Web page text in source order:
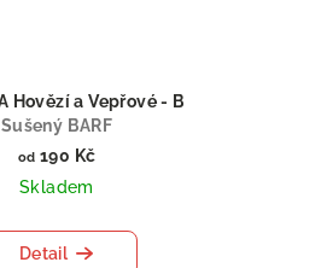
Hovězí a Vepřové - B
Sušený BARF
od 190 Kč
Skladem
Detail